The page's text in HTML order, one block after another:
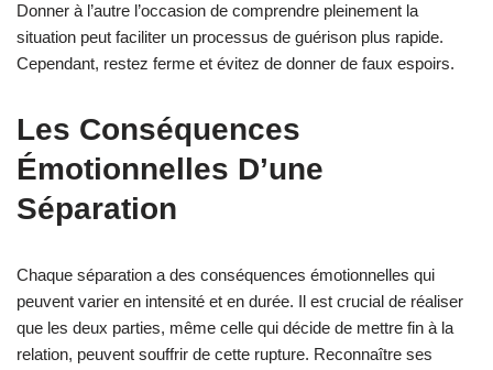
Donner à l’autre l’occasion de comprendre pleinement la
situation peut faciliter un processus de guérison plus rapide.
Cependant, restez ferme et évitez de donner de faux espoirs.
Les Conséquences
Émotionnelles D’une
Séparation
Chaque séparation a des conséquences émotionnelles qui
peuvent varier en intensité et en durée. Il est crucial de réaliser
que les deux parties, même celle qui décide de mettre fin à la
relation, peuvent souffrir de cette rupture. Reconnaître ses